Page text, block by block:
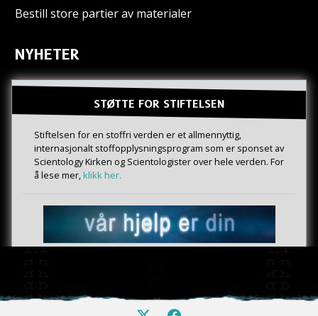
Bestill store partier av materialer
NYHETER
STØTTE FOR STIFTELSEN
Stiftelsen for en stoffri verden er et allmennyttig,
internasjonalt stoffopplysningsprogram som er sponset av
Scientology Kirken og Scientologister over hele verden. For
å lese mer,klikk her.